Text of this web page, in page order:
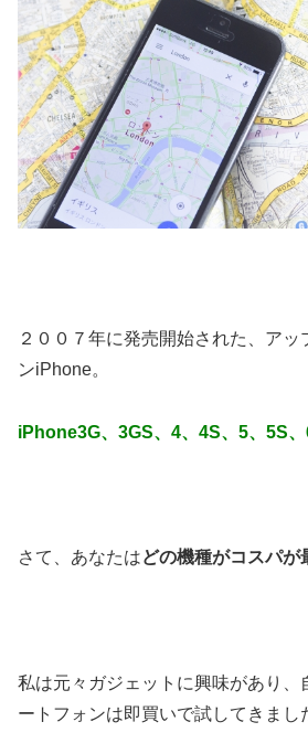
２００７年に発売開始された、アッ
ンiPhone。
iPhone3G、3GS、4、4S、5、5S、
さて、あなたはどの機種がコスパが
私は元々ガジェットに興味があり、
ートフォンは即買いで試してきまし